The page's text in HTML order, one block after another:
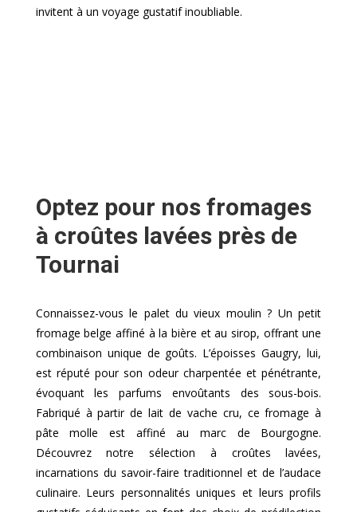
invitent à un voyage gustatif inoubliable.
Optez pour nos fromages
à croûtes lavées près de
Tournai
Connaissez-vous le palet du vieux moulin ? Un petit
fromage belge affiné à la bière et au sirop, offrant une
combinaison unique de goûts. L’époisses Gaugry, lui,
est réputé pour son odeur charpentée et pénétrante,
évoquant les parfums envoûtants des sous-bois.
Fabriqué à partir de lait de vache cru, ce fromage à
pâte molle est affiné au marc de Bourgogne.
Découvrez notre sélection à croûtes lavées,
incarnations du savoir-faire traditionnel et de l’audace
culinaire. Leurs personnalités uniques et leurs profils